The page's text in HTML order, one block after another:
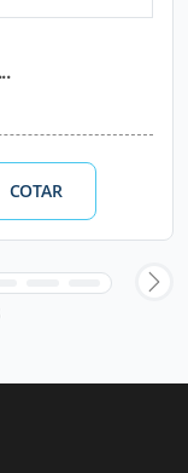
COTAR